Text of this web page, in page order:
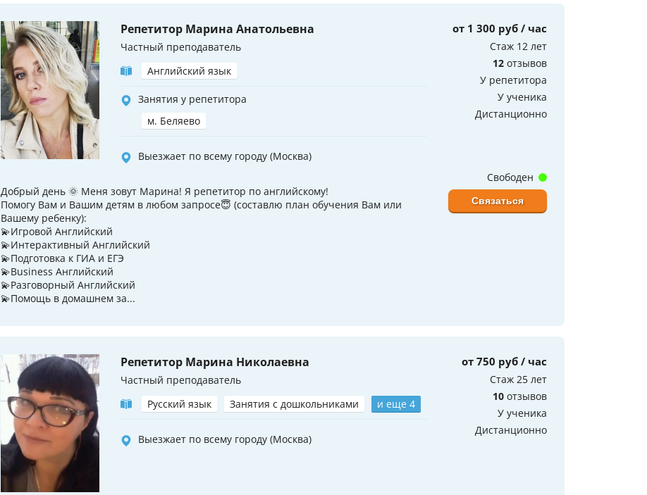
Репетитор Марина Анатольевна
Частный преподаватель
Английский язык
Занятия у репетитора
м. Беляево
Выезжает по всему городу (Москва)
от 1 300 руб / час
Стаж 12 лет
12 отзывов
У репетитора
У ученика
Дистанционно
Добрый день 🌞 Меня зовут Марина! Я репетитор по английскому!
Помогу Вам и Вашим детям в любом запросе😇 (составлю план обучения Вам или
Вашему ребенку):
💫Игровой Английский
💫Интерактивный Английский
💫Подготовка к ГИА и ЕГЭ
💫Business Английский
💫Разговорный Английский
💫Помощь в домашнем за...
Свободен
Связаться
Репетитор Марина Николаевна
Частный преподаватель
Русский язык
Занятия с дошкольниками и еще 4
Выезжает по всему городу (Москва)
от 750 руб / час
Стаж 25 лет
10 отзывов
У ученика
Дистанционно